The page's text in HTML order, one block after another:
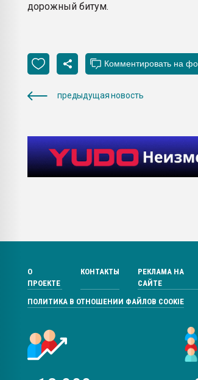
дорожный битум.
предыдущая новость
О
ПРОЕКТЕ
КОНТАКТЫ
РЕКЛАМА НА
САЙТЕ
ПОЛИТИКА В ОТНОШЕНИИ ФАЙЛОВ COOKIE